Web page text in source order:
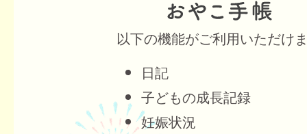
以下の機能がご利用いただけ
日記
子どもの成長記録
妊娠状況